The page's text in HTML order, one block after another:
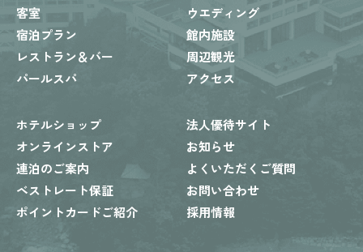
客室
宿泊プラン
レストラン＆バー
パールスパ
ウエディング
館内施設
周辺観光
アクセス
ホテルショップ
オンラインストア
連泊のご案内
ベストレート保証
ポイントカードご紹介
法人優待サイト
お知らせ
よくいただくご質問
お問い合わせ
採用情報